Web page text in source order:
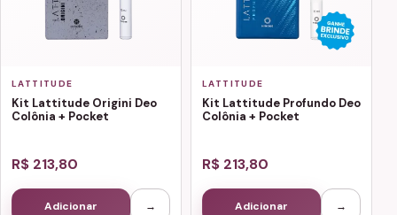
LATTITUDE
Kit Lattitude Origini Deo
Colônia + Pocket
R$ 213,80
Adicionar →
LATTITUDE
Kit Lattitude Profundo Deo
Colônia + Pocket
R$ 213,80
Adicionar →